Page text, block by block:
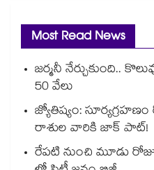
Most Read News
జర్మనీ నేర్చుకుంది..
50 వేలు
జ్యోతిష్యం:
రాశుల వారికి జాక్ పాట్!
రేపటి నుంచి మూడు